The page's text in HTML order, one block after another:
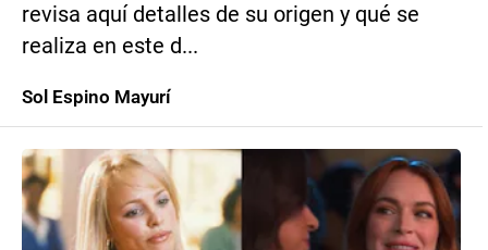
revisa aquí detalles de su origen y qué se
realiza en este d...
Sol Espino Mayurí